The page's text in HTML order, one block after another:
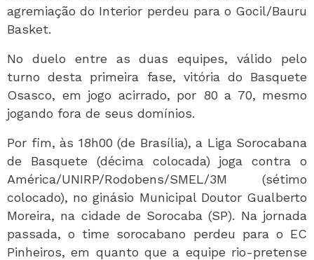
agremiação do Interior perdeu para o Gocil/Bauru
Basket.
No duelo entre as duas equipes, válido pelo
turno desta primeira fase, vitória do Basquete
Osasco, em jogo acirrado, por 80 a 70, mesmo
jogando fora de seus domínios.
Por fim, às 18h00 (de Brasília), a Liga Sorocabana
de Basquete (décima colocada) joga contra o
América/UNIRP/Rodobens/SMEL/3M (sétimo
colocado), no ginásio Municipal Doutor Gualberto
Moreira, na cidade de Sorocaba (SP). Na jornada
passada, o time sorocabano perdeu para o EC
Pinheiros, em quanto que a equipe rio-pretense